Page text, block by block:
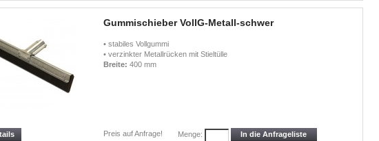
Gummischieber VollG-Metall-schwer
• stabiles Vollgummi
• verzinkter Metallrücken mit Stieltülle
Breite: 400 mm
Preis auf Anfrage! Menge: In die Anfrageliste